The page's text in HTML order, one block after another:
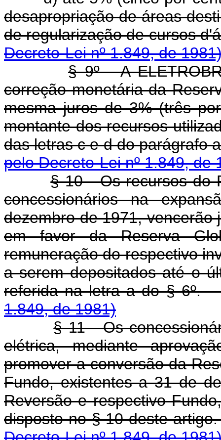
desapropriação de áreas
de regularização
Decreto-Lei nº 1.849, de
§ 9º - A
correção monetária da
mesma juros de 3% (três
montante dos recursos
das letras c e d do
pelo Decreto-Lei nº 1.849, de
§ 10 - Os recursos do
concessionários na
dezembro de 1971,
em favor da Reserva
remuneração do respectivo
a serem depositados até o
referida na letra a do
1.849, de 1981)
§ 11 - Os
elétrica, mediante
promover a conversão da
Fundo, existentes a 31 de
Reversão e respectivo
disposto no §